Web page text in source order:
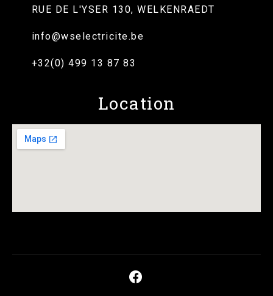
RUE DE L'YSER 130, WELKENRAEDT
info@wselectricite.be
+32(0) 499 13 87 83
Location